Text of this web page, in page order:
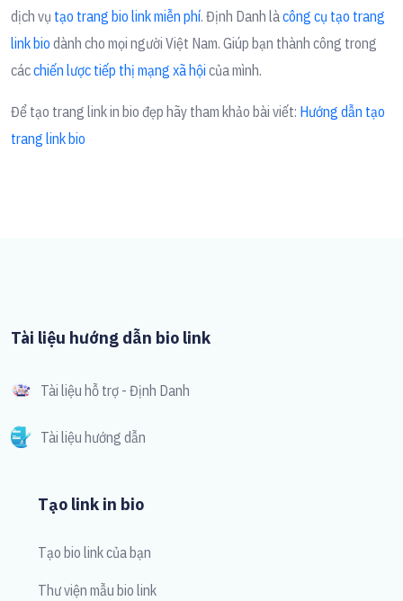
dịch vụ tạo trang bio link miễn phí. Định Danh làcông cụ tạo trang
link bio dành cho mọi người Việt Nam. Giúp bạn thành công trong
cácchiến lược tiếp thị mạng xã hội của mình.
Để tạo trang link in bio đẹp hãy tham khảo bài viết: Hướng dẫn tạo
trang link bio
Tài liệu hướng dẫn bio link
Tài liệu hỗ trợ - Định Danh
Tài liệu hướng dẫn
Tạo link in bio
Tạo bio link của bạn
Thư viện mẫu bio link